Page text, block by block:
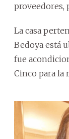
proveedores,
La casa
Bedoya está
fue
Cinco para la